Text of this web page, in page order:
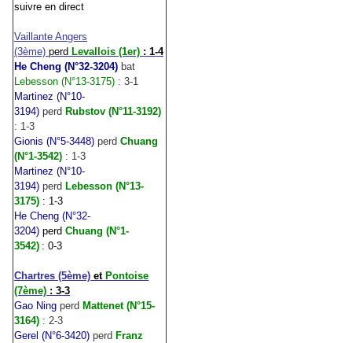
suivre en direct
Vaillante Angers
(3ème) perd Levallois (1er) : 1-4
He Cheng (N°32-3204) bat
Lebesson (N°13-3175) : 3-1
Martinez (N°10-
3194) perd Rubstov (N°11-3192)
: 1-3
Gionis (N°5-3448) perd Chuang
(N°1-3542) : 1-3
Martinez (N°10-
3194) perd Lebesson (N°13-
3175) : 1-3
He Cheng (N°32-
3204) perd Chuang (N°1-
3542) : 0-3
Chartres (5ème) et Pontoise
(7ème) : 3-3
Gao Ning perd Mattenet (N°15-
3164) : 2-3
Gerel (N°6-3420) perd Franz